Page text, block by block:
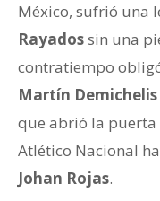
México, sufrió una
Rayadossin una
contratiempo
Martín Demichelis
que abrió la
Atlético Nacional
Johan Rojas.